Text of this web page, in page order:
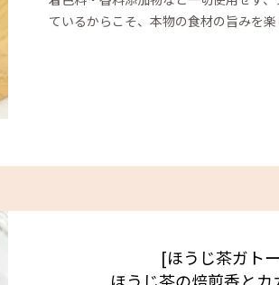
ているからこそ、本物の食材の旨みを楽
[ほうじ茶ガト